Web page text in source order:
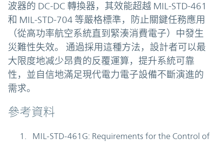
波器的 DC-DC 轉換器，其效能超越 MIL-STD-461
和 MIL-STD-704 等嚴格標準，防止關鍵任務應用
（從高功率航空系統直到緊湊消費電子）中發生
災難性失效。 通過採用這種方法，設計者可以最
大限度地减少昂貴的反覆運算，提升系統可靠
性，並自信地滿足現代電力電子設備不斷演進的
需求。
參考資料
MIL-STD-461G: Requirements for the Control of